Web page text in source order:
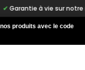
à vie sur notre marque
produits avec le code